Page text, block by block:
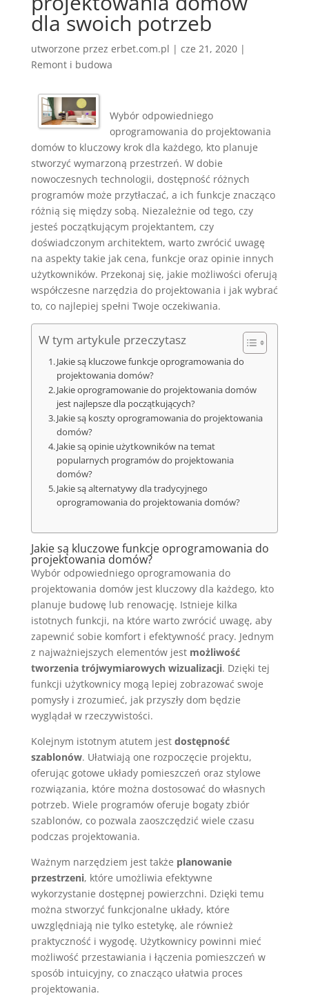
dla swoich potrzeb
utworzone przez erbet.com.pl | cze 21, 2020|
Remont i budowa
Wybór odpowiedniego
oprogramowania do projektowania
domów to kluczowy krok dla każdego, kto planuje
stworzyć wymarzoną przestrzeń. W dobie
nowoczesnych technologii, dostępność różnych
programów może przytłaczać, a ich funkcje znacząco
różnią się między sobą. Niezależnie od tego, czy
jesteś początkującym projektantem, czy
doświadczonym architektem, warto zwrócić uwagę
na aspekty takie jak cena, funkcje oraz opinie innych
użytkowników. Przekonaj się, jakie możliwości oferują
współczesne narzędzia do projektowania i jak wybrać
to, co najlepiej spełni Twoje oczekiwania.
W tym artykule przeczytasz
Jakie są kluczowe funkcje oprogramowania do
projektowania domów?
Jakie oprogramowanie do projektowania domów
jest najlepsze dla początkujących?
Jakie są koszty oprogramowania do projektowania
domów?
Jakie są opinie użytkowników na temat
popularnych programów do projektowania
domów?
Jakie są alternatywy dla tradycyjnego
oprogramowania do projektowania domów?
Jakie są kluczowe funkcje oprogramowania do
projektowania domów?
Wybór odpowiedniego oprogramowania do
projektowania domów jest kluczowy dla każdego, kto
planuje budowę lub renowację. Istnieje kilka
istotnych funkcji, na które warto zwrócić uwagę, aby
zapewnić sobie komfort i efektywność pracy. Jednym
z najważniejszych elementów jest możliwość
tworzenia trójwymiarowych wizualizacji. Dzięki tej
funkcji użytkownicy mogą lepiej zobrazować swoje
pomysły i zrozumieć, jak przyszły dom będzie
wyglądał w rzeczywistości.
Kolejnym istotnym atutem jest dostępność
szablonów. Ułatwiają one rozpoczęcie projektu,
oferując gotowe układy pomieszczeń oraz stylowe
rozwiązania, które można dostosować do własnych
potrzeb. Wiele programów oferuje bogaty zbiór
szablonów, co pozwala zaoszczędzić wiele czasu
podczas projektowania.
Ważnym narzędziem jest także planowanie
przestrzeni, które umożliwia efektywne
wykorzystanie dostępnej powierzchni. Dzięki temu
można stworzyć funkcjonalne układy, które
uwzględniają nie tylko estetykę, ale również
praktyczność i wygodę. Użytkownicy powinni mieć
możliwość przestawiania i łączenia pomieszczeń w
sposób intuicyjny, co znacząco ułatwia proces
projektowania.